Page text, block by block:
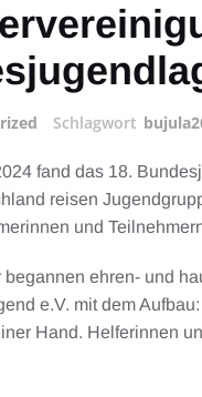
Schlagwort
fand das 18.
reisen
und
ehren- und
e.V. mit dem
Hand. Helferinnen